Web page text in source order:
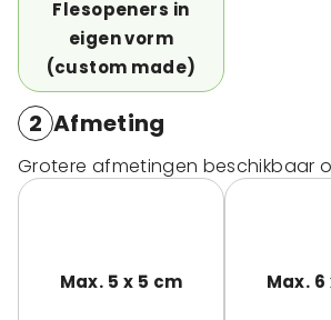
Flesopeners in
eigen vorm
(custom made)
2 Afmeting
Grotere afmetingen beschikbaar
Max. 5 x 5 cm Max.